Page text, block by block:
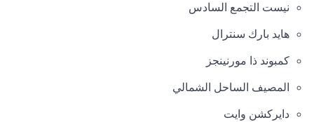
نيست التجمع السادس
هايد بارك سنترال
كمبوند ذا مورنينجز
المصيف الساحل الشمالي
دايركشن وايت